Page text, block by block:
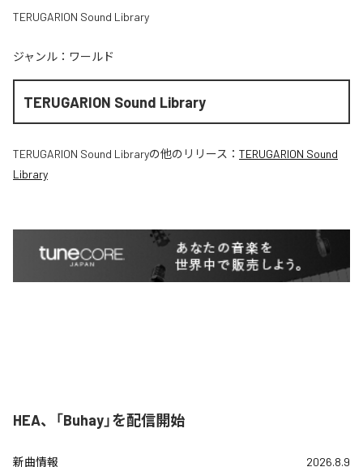
TERUGARION Sound Library
ジャンル： ワールド
TERUGARION Sound Library
TERUGARION Sound Libraryの他のリリース： TERUGARION Sound
Library
HEA、「Buhay」を配信開始
新曲情報 2026.8.9